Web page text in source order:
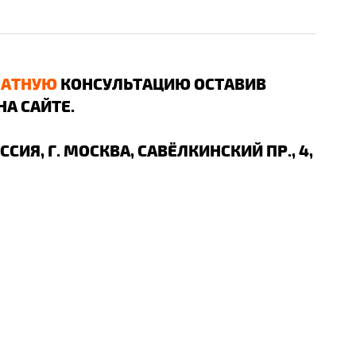
КОНСУЛЬТАЦИЮ ОСТАВИВ
САЙТЕ.
Г. МОСКВА, САВЁЛКИНСКИЙ ПР., 4,